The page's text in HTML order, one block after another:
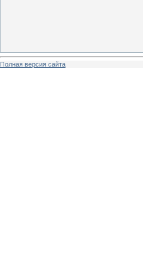
Полная версия сайта